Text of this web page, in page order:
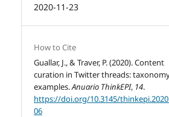
2020-11-23
How to Cite
Guallar, J., & Traver, P. (2020). Content
curation in Twitter threads:
examples.Anuario ThinkEPI, 14.
https://doi.org/10.3145/
06